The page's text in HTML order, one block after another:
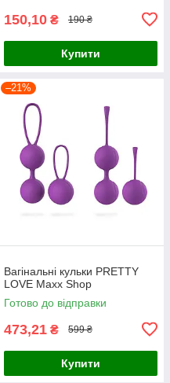
150,10 ₴ 190 ₴
Купити
–21%
Вагінальні кульки PRETTY
LOVE Maxx Shop
Готово до відправки
473,21 ₴ 599 ₴
Купити